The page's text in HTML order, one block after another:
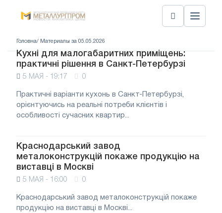
Головна/ Материалы за 05.05.2026
Кухні для малогабаритних приміщень:
практичні рішення в Санкт-Петербурзі
5 МАЯ - 19:17 0
Практичні варіанти кухонь в Санкт-Петербурзі,
орієнтуючись на реальні потреби клієнтів і
особливості сучасних квартир...
Краснодарський завод
металоконструкцій покаже продукцію на
виставці в Москві
5 МАЯ - 16:00 0
Краснодарський завод металоконструкцій покаже
продукцію на виставці в Москві...